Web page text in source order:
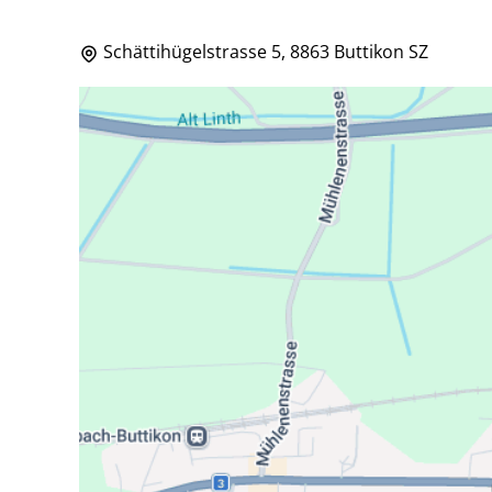
Schättihügelstrasse 5, 8863 Buttikon SZ